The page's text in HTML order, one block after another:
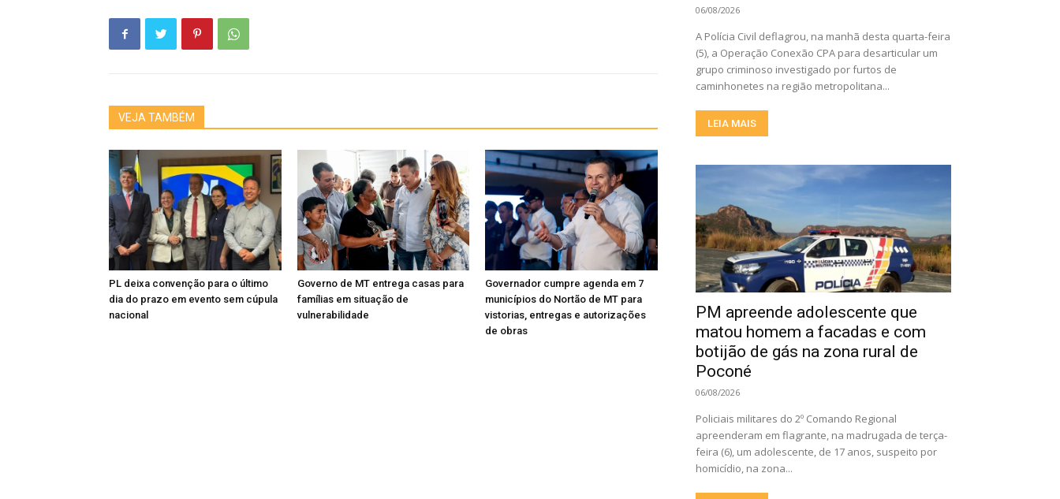
VEJA TAMBÉM
PL deixa convenção para o último
dia do prazo em evento sem cúpula
nacional
Governo de MT entrega casas para
famílias em situação de
vulnerabilidade
Governador cumpre agenda em 7
municípios do Nortão de MT para
vistorias, entregas e autorizações
de obras
06/08/2026
A Polícia Civil deflagrou, na manhã desta quarta-feira
(5), a Operação Conexão CPA para desarticular um
grupo criminoso investigado por furtos de
caminhonetes na região metropolitana...
LEIA MAIS
PM apreende adolescente que
matou homem a facadas e com
botijão de gás na zona rural de
Poconé
06/08/2026
Policiais militares do 2º Comando Regional
apreenderam em flagrante, na madrugada de terça-
feira (6), um adolescente, de 17 anos, suspeito por
homicídio, na zona...